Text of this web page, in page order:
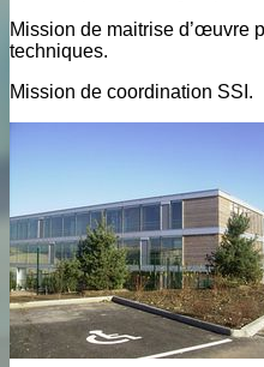
Mission de maitrise d’œuvre
techniques.
Mission de coordination SSI.